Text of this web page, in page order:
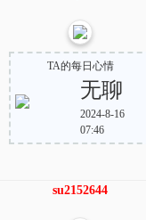
TA的每日心情
无聊
2024-8-16
07:46
su2152644